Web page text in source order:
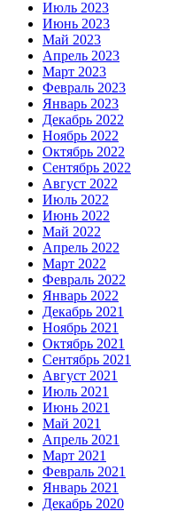
Июль 2023
Июнь 2023
Май 2023
Апрель 2023
Март 2023
Февраль 2023
Январь 2023
Декабрь 2022
Ноябрь 2022
Октябрь 2022
Сентябрь 2022
Август 2022
Июль 2022
Июнь 2022
Май 2022
Апрель 2022
Март 2022
Февраль 2022
Январь 2022
Декабрь 2021
Ноябрь 2021
Октябрь 2021
Сентябрь 2021
Август 2021
Июль 2021
Июнь 2021
Май 2021
Апрель 2021
Март 2021
Февраль 2021
Январь 2021
Декабрь 2020